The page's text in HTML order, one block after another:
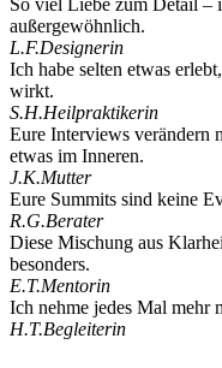
So viel Liebe zum Detail –
außergewöhnlich.
L.F.Designerin
Ich habe selten etwas
wirkt.
S.H.Heilpraktikerin
Eure Interviews verändern
etwas im Inneren.
J.K.Mutter
Eure Summits sind keine
R.G.Berater
Diese Mischung aus
besonders.
E.T.Mentorin
Ich nehme jedes Mal mehr
H.T.Begleiterin